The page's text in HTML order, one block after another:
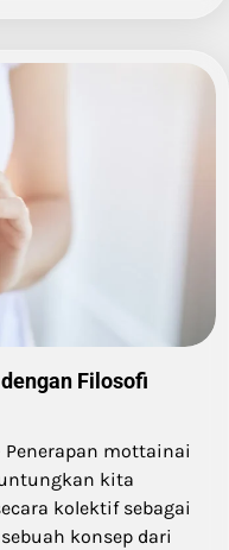
Filosofi
Penerapan mottainai
kita
kolektif sebagai
konsep dari